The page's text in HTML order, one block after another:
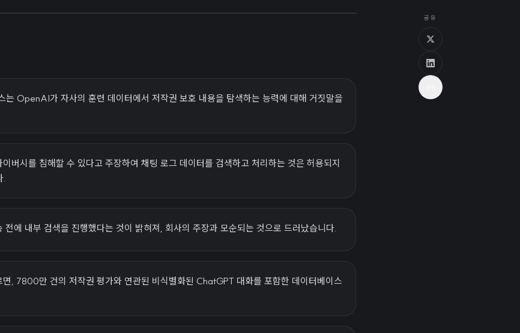
는 OpenAI가 자사의 훈련 데이터에서 저작권 보호 내용을 탐색하는 능력에 대해 거짓말을
버시를 침해할 수 있다고 주장하여 채팅 로그 데이터를 검색하고 처리하는 것은 허용되지
.
에 내부 검색을 진행했다는 것이 밝혀져, 회사의 주장과 모순되는 것으로 드러났습니다.
, 7800만 건의 저작권 평가와 연관된 비식별화된 ChatGPT 대화를 포함한 데이터베이스
공유